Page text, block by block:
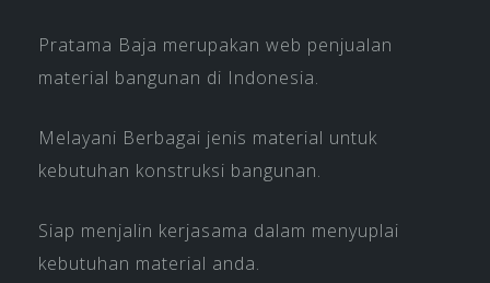
Pratama Baja merupakan web penjualan
material bangunan di Indonesia.
Melayani Berbagai jenis material untuk
kebutuhan konstruksi bangunan.
Siap menjalin kerjasama dalam menyuplai
kebutuhan material anda.